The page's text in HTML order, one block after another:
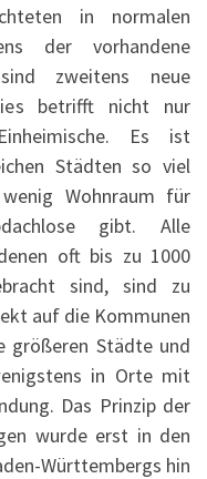
in normalen
der vorhandene
zweitens neue
betrifft nicht nur
Es ist
Städten so viel
Wohnraum für
gibt. Alle
oft bis zu 1000
sind, sind zu
auf die Kommunen
größeren Städte und
in Orte mit
Das Prinzip der
wurde erst in den
Württembergs hin